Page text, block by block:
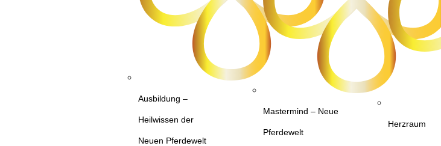
Ausbildung –
Heilwissen der
Neuen Pferdewelt
Mastermind – Neue
Pferdewelt
Herzraum